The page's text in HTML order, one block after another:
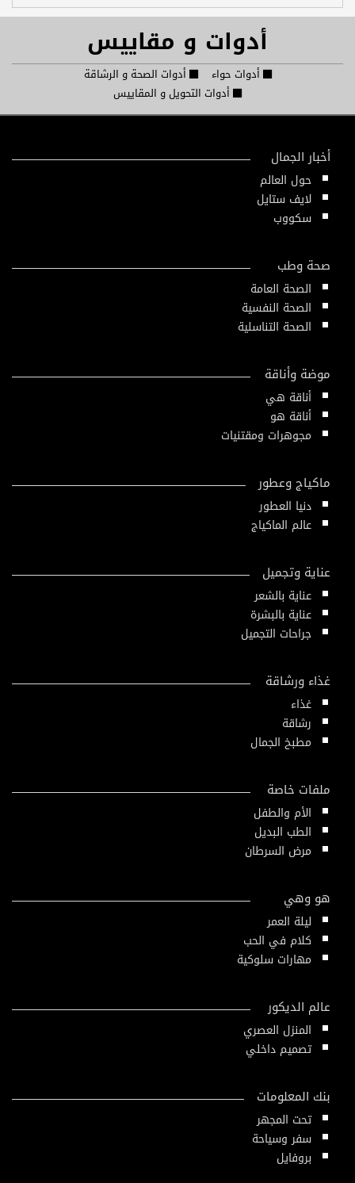
أدوات و مقاييس
أدوات حواء
أدوات الصحة و الرشاقة
أدوات التحويل و المقاييس
أخبار الجمال
حول العالم
لايف ستايل
سكووب
صحة وطب
الصحة العامة
الصحة النفسية
الصحة التناسلية
موضة وأناقة
أناقة هي
أناقة هو
مجوهرات ومقتنيات
ماكياج وعطور
دنيا العطور
عالم الماكياج
عناية وتجميل
عناية بالشعر
عناية بالبشرة
جراحات التجميل
غذاء ورشاقة
غذاء
رشاقة
مطبخ الجمال
ملفات خاصة
الأم والطفل
الطب البديل
مرض السرطان
هو وهي
ليلة العمر
كلام في الحب
مهارات سلوكية
عالم الديكور
المنزل العصري
تصميم داخلي
بنك المعلومات
تحت المجهر
سفر وسياحة
بروفايل